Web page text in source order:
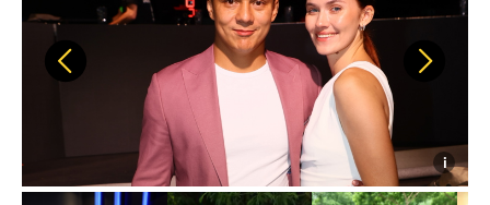
Předchozí Další